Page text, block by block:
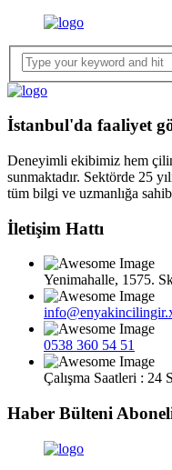
İstanbul'da faaliyet
Deneyimli ekibimiz hem
sunmaktadır. Sektörde 25
tüm bilgi ve uzmanlığa
İletişim Hattı
Yenimahalle, 1575.
0538 360 54 51
Çalışma Saatleri : 24
Haber Bülteni